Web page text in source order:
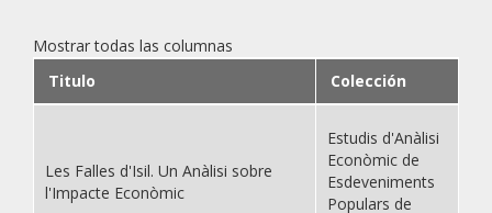
Mostrar todas las columnas
Titulo
Colección
Les Falles d'Isil. Un Anàlisi sobre
l'Impacte Econòmic
Estudis d'Anàlisi
Econòmic de
Esdeveniments
Populars de